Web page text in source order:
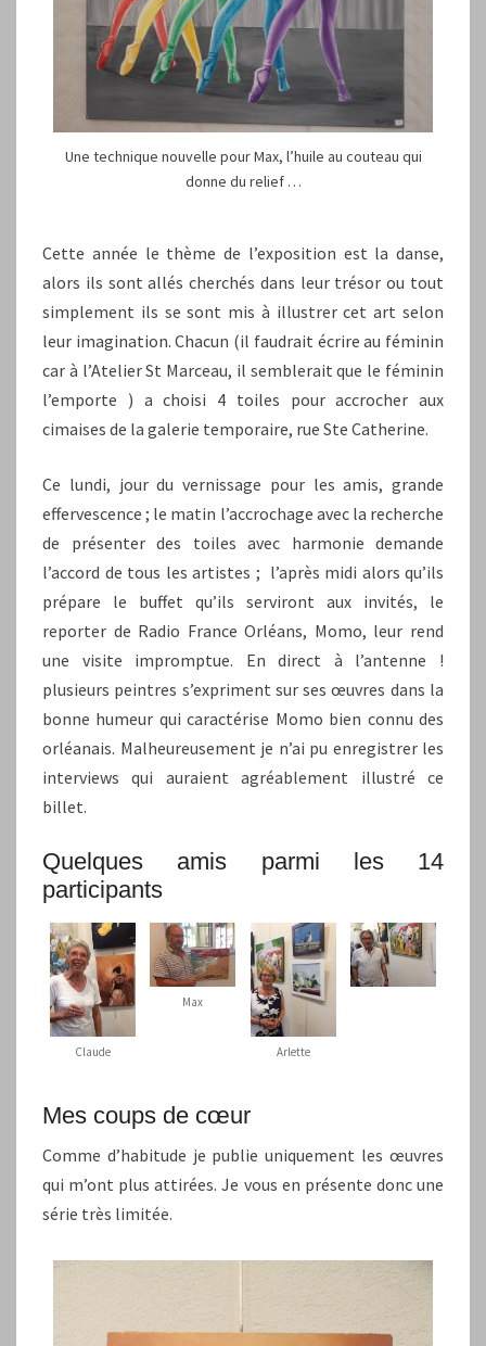
Une technique nouvelle pour Max, l’huile au couteau qui
donne du relief …
Cette année le thème de l’exposition est la danse,
alors ils sont allés cherchés dans leur trésor ou tout
simplement ils se sont mis à illustrer cet art selon
leur imagination. Chacun (il faudrait écrire au féminin
car à l’Atelier St Marceau, il semblerait que le féminin
l’emporte ) a choisi 4 toiles pour accrocher aux
cimaises de la galerie temporaire, rue Ste Catherine.
Ce lundi, jour du vernissage pour les amis, grande
effervescence ; le matin l’accrochage avec la recherche
de présenter des toiles avec harmonie demande
l’accord de tous les artistes ; l’après midi alors qu’ils
prépare le buffet qu’ils serviront aux invités, le
reporter de Radio France Orléans, Momo, leur rend
une visite impromptue. En direct à l’antenne !
plusieurs peintres s’expriment sur ses œuvres dans la
bonne humeur qui caractérise Momo bien connu des
orléanais. Malheureusement je n’ai pu enregistrer les
interviews qui auraient agréablement illustré ce
billet.
Quelques amis parmi les 14
participants
Claude
Max
Arlette
Mes coups de cœur
Comme d’habitude je publie uniquement les œuvres
qui m’ont plus attirées. Je vous en présente donc une
série très limitée.